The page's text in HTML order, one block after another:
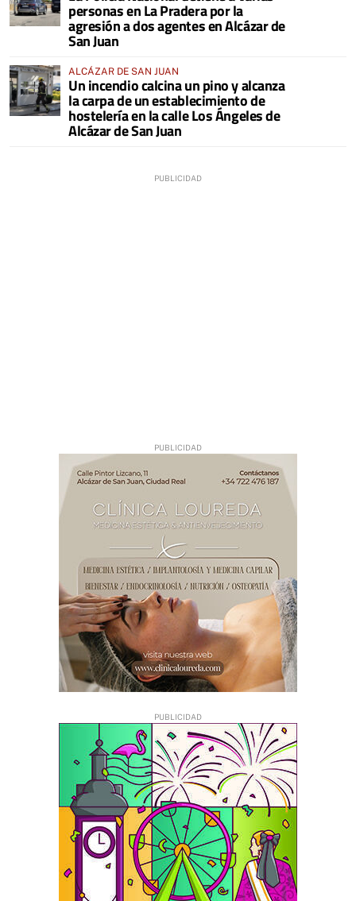
personas en La Pradera por la
agresión a dos agentes en Alcázar de
San Juan
ALCÁZAR DE SAN JUAN
Un incendio calcina un pino y alcanza
la carpa de un establecimiento de
hostelería en la calle Los Ángeles de
Alcázar de San Juan